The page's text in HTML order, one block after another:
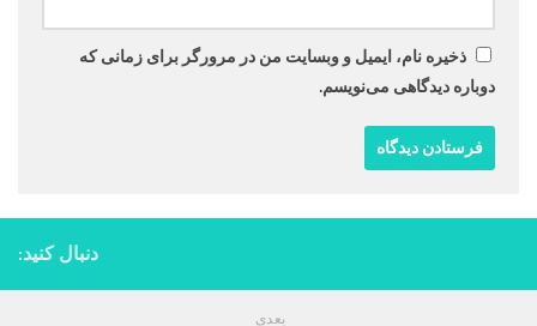
ذخیره نام، ایمیل و وبسایت من در مرورگر برای زمانی که
دوباره دیدگاهی می‌نویسم.
دنبال کنید:
بعدی